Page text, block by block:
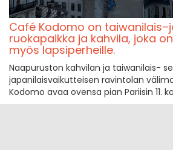
Café Kodomo on
ruokapaikka ja kahvila, joka
myös lapsiperheille.
Naapuruston kahvilan ja taiwanilais-
japanilaisvaikutteisen ravintolan
Kodomo avaa ovensa pian Pariisin 11.